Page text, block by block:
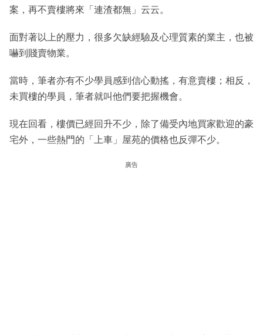
案，再不賣樓將來「連渣都無」云云。
面對著以上的壓力，很多欠缺經驗及心理質素的業主，也被
嚇到賤賣物業。
當時，筆者亦有不少學員感到信心動搖，有意賣樓；相反，
未買樓的學員，筆者就叫他們要把握機會。
現在回看，樓價已經回升不少，除了備受內地買家歡迎的豪
宅外，一些熱門的「上車」屋苑的價格也反彈不少。
廣告